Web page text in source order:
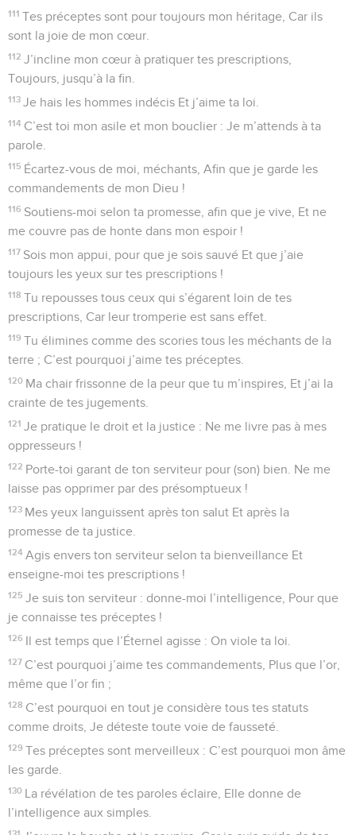
111 Tes préceptes sont pour toujours mon héritage, Car ils
sont la joie de mon cœur.
112 J’incline mon cœur à pratiquer tes prescriptions,
Toujours, jusqu’à la fin.
113 Je hais les hommes indécis Et j’aime ta loi.
114 C’est toi mon asile et mon bouclier : Je m’attends à ta
parole.
115 Écartez-vous de moi, méchants, Afin que je garde les
commandements de mon Dieu !
116 Soutiens-moi selon ta promesse, afin que je vive, Et ne
me couvre pas de honte dans mon espoir !
117 Sois mon appui, pour que je sois sauvé Et que j’aie
toujours les yeux sur tes prescriptions !
118 Tu repousses tous ceux qui s’égarent loin de tes
prescriptions, Car leur tromperie est sans effet.
119 Tu élimines comme des scories tous les méchants de la
terre ; C’est pourquoi j’aime tes préceptes.
120 Ma chair frissonne de la peur que tu m’inspires, Et j’ai la
crainte de tes jugements.
121 Je pratique le droit et la justice : Ne me livre pas à mes
oppresseurs !
122 Porte-toi garant de ton serviteur pour (son) bien. Ne me
laisse pas opprimer par des présomptueux !
123 Mes yeux languissent après ton salut Et après la
promesse de ta justice.
124 Agis envers ton serviteur selon ta bienveillance Et
enseigne-moi tes prescriptions !
125 Je suis ton serviteur : donne-moi l’intelligence, Pour que
je connaisse tes préceptes !
126 Il est temps que l’Éternel agisse : On viole ta loi.
127 C’est pourquoi j’aime tes commandements, Plus que l’or,
même que l’or fin ;
128 C’est pourquoi en tout je considère tous tes statuts
comme droits, Je déteste toute voie de fausseté.
129 Tes préceptes sont merveilleux : C’est pourquoi mon âme
les garde.
130 La révélation de tes paroles éclaire, Elle donne de
l’intelligence aux simples.
131